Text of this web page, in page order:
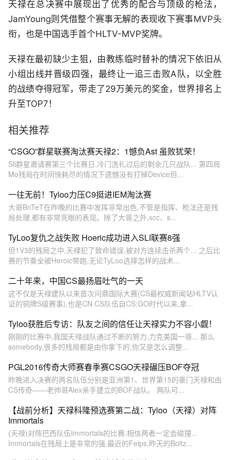
天禄在总决赛中展现出了优秀的配合与顶级的枪法，
JamYoung则凭借整个赛事无解的表现收下赛事MVP头
衔，也是中国选手首个HLTV-MVP奖牌。
天禄在最初缺少主狙，由教练临时替补的情况下依旧从
小组出线并晋级四强，最终让一追三击败A队，以全胜
的战绩夺得冠军，带走了29万美元的奖金，世界排名上
升至TOP7！
相关推荐
“CSGO”群星联赛淘汰赛天禄2：1憾负Ast 虽败犹荣！
Sli群星邀请赛第三个比赛日,冷门洗礼过后的剩余几只战队... 第四局
Mo残局在时间快耗尽的情况下遗憾没有打掉Device但...
一往无前！Tyloo力压C9挺进IEM淘汰赛
大哥BnTeT在昨晚的比赛中发挥非常出色,不管是指挥、枪法还是残
局处理,都有非常亮眼的表现。除了大哥之外,xcc、s...
TyLoo复仇之战失败 Hoeric成功进入SLI联赛8强
但1V3的残局之中,天禄犯了致命错误,被对方连续击杀两个... 之后比
赛的节奏全被Heroic带跑,无论TyLoo选择怎样的战术...
二十年来，中国CS最扬眉吐气的一天
这不仅是天禄建队以来首次问鼎国际大赛(CS最权威新闻站HLTV认
证的铜牌S级赛事),也是CN CS队伍自CS:GO时代以来,拿...
Tyloo获胜后专访：队友之间的信任让天禄实力不容小觑！
刚刚的比赛中,我国天禄战队通过不断的努力,力克美国一哥... 那么
somebody,很多的残局都是由你拿下的,你又是怎么调整...
PGL2016传奇大师赛春季赛CSGO天禄碾压BOF夺冠
昨晚进入决赛的两名队伍分别是亚洲第1、世界第15的豪门天禄和由
CS传奇——老帅哥Alex亲手建立的BOF战队。 两队可...
【战前分析】天禄科隆预选赛第二战：Tyloo（天禄）对阵
Immortals
(天禄)对阵巴西队伍Immortals的比赛,相信两者一定会碰撞...
Immortals在残局上是非常的强,最近的Felps,昨天的Boltz...